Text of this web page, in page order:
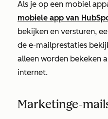
Als je op een mobiel
mobiele app van
bekijken en versturen,
de e-mailprestaties
alleen worden bekeken
internet.
Marketinge-